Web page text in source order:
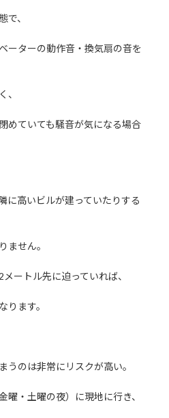
で、
ーターの動作音・換気扇の音を
、
めていても騒音が気になる場合
に高いビルが建っていたりする
ません。
ートル先に迫っていれば、
ります。
うのは非常にリスクが高い。
曜・土曜の夜）に現地に行き、